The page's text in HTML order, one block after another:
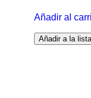
Añadir al
Añadir a la